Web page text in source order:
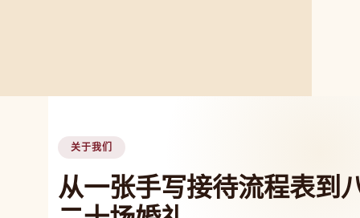
关于我们
从一张手写接待流程表到